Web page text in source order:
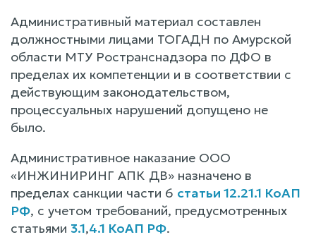
Административный материал составлен
должностными лицами ТОГАДН по Амурской
области МТУ Ространснадзора по ДФО в
пределах их компетенции и в соответствии с
действующим законодательством,
процессуальных нарушений допущено не
было.
Административное наказание ООО
«ИНЖИНИРИНГ АПК ДВ» назначено в
пределах санкции части 6 статьи 12.21.1 КоАП
РФ, с учетом требований, предусмотренных
статьями 3.1,4.1 КоАП РФ.